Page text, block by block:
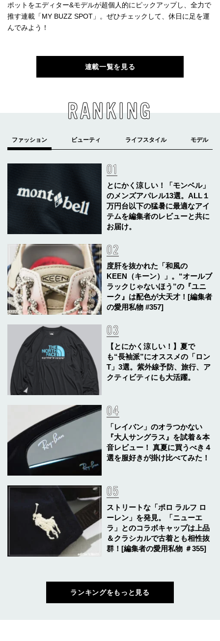
ポットをエディター&モデルが超個人的にピックアップし、全力で
推す連載「MY BUZZ SPOT」。ぜひチェックして、休日に足を運
んでみよう！
連載一覧を見る
RANKING
とにかく涼しい！「モンベル」
のメンズアパレル13選。ALL１
万円台以下の猛暑に最適なアイ
テムを編集者のレビューと共に
お届け。
度肝を抜かれた「和風の
KEEN（キーン）」。“オールブ
ラックじゃないほう”の『ユニ
ーク』は配色が大天才！[編集者
の愛用私物 #357]
【とにかく涼しい！】夏で
も“長袖派”にオススメの「ロン
T」3選。紫外線予防、旅行、ア
クティビティにも大活躍。
「レイバン」のオラつかない
『大人サングラス』を試着＆本
音レビュー！ 真夏に買うべき４
選を服好きが掛け比べてみた！
ストリートな「ポロ ラルフ ロ
ーレン」を発見。「ニューエ
ラ」とのコラボキャップは上品
＆クラシカルで古着とも相性抜
群！[編集者の愛用私物 ＃355]
ランキングをもっと見る